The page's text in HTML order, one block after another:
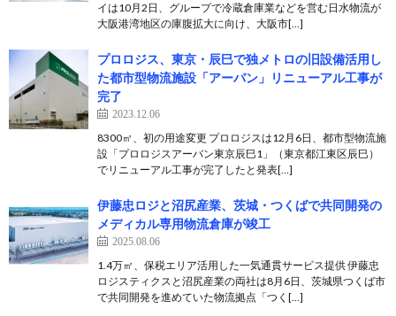
イは10月2日、グループで冷蔵倉庫業などを営む日水物流が
大阪港湾地区の庫腹拡大に向け、大阪市[…]
プロロジス、東京・辰巳で独メトロの旧設備活用し
た都市型物流施設「アーバン」リニューアル工事が
完了
2023.12.06
8300㎡、初の用途変更 プロロジスは12月6日、都市型物流施
設「プロロジスアーバン東京辰巳1」（東京都江東区辰巳）
でリニューアル工事が完了したと発表[…]
伊藤忠ロジと沼尻産業、茨城・つくばで共同開発の
メディカル専用物流倉庫が竣工
2025.08.06
1.4万㎡、保税エリア活用した一気通貫サービス提供 伊藤忠
ロジスティクスと沼尻産業の両社は8月6日、茨城県つくば市
で共同開発を進めていた物流拠点「つく[…]